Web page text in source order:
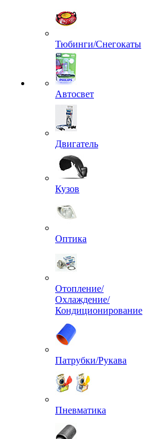
Тюбинги/Снегокаты
Автосвет
Двигатель
Кузов
Оптика
Отопление/
Охлаждение/
Кондиционирование
Патрубки/Рукава
Пневматика